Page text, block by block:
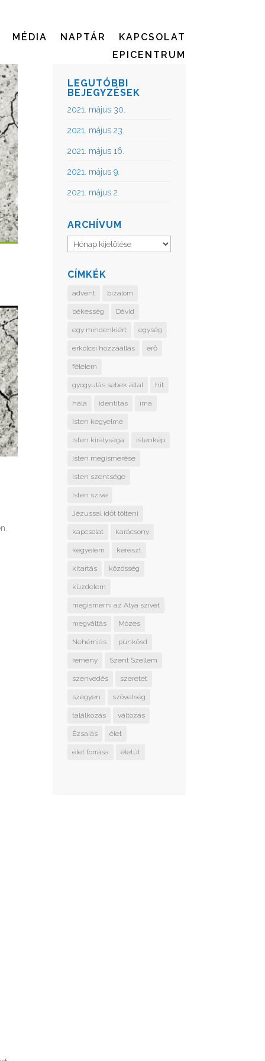
MÉDIA NAPTÁR
KAPCSOLAT
EPICENTRUM
LEGUTÓBBI
BEJEGYZÉSEK
2021. május 30.
2021. május 23.
2021. május 16.
2021. május 9.
2021. május 2.
ARCHÍVUM
Archívum
CÍMKÉK
advent bizalom
békesség Dávid
egy mindenkiért egység
erkölcsi hozzáállás erő
félelem
gyógyulás sebek által hit
hála identitás ima
Isten kegyelme
Isten királysága istenkép
Isten megismerése
Isten szentsége
Isten szíve
Jézussal időt tölteni
kapcsolat karácsony
kegyelem kereszt
kitartás közösség
küzdelem
megismerni az Atya szívét
megváltás Mózes
Nehémiás pünkösd
remény Szent Szellem
szenvedés szeretet
szégyen szövetség
találkozás változás
Ézsaiás élet
élet forrása életút